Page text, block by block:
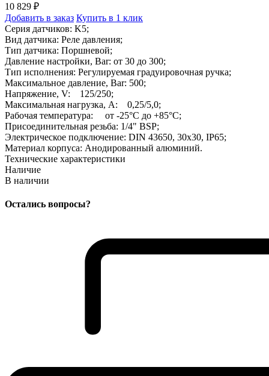
10 829 ₽
Добавить в заказ Купить в 1 клик
Серия датчиков: K5;
Вид датчика: Реле давления;
Тип датчика: Поршневой;
Давление настройки, Bar: от 30 до 300;
Тип исполнения: Регулируемая градуировочная ручка;
Максимальное давление, Bar: 500;
Напряжение, V: 125/250;
Максимальная нагрузка, A: 0,25/5,0;
Рабочая температура: от -25°C до +85°C;
Присоединительная резьба: 1/4" BSP;
Электрическое подключение: DIN 43650, 30x30, IP65;
Материал корпуса: Анодированный алюминий.
Технические характеристики
Наличие
В наличии
Остались вопросы?